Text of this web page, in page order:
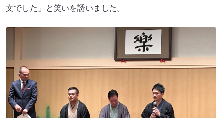
文でした」と笑いを誘いました。